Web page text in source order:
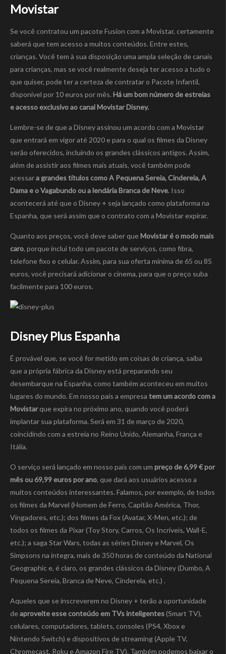
Movistar
Se você contratou um pacote Fusion com a Movistar, certamente
saberá que tem acesso a muitos conteúdos. Entre estes,
crianças. Você tem à sua disposição uma ampla seleção de canais
para crianças, mas se você realmente deseja ter acesso a tudo o
que quiser, pode ter a certeza de contratar o Pacote Infantil,
disponível por 10 euros por mês. Há um bom número de estreias
e acesso exclusivo ao canal Movistar Disney.
Lembre-se de que a Disney assinou um acordo com a Movistar
que entrará em vigor até 2020 e para o qual os filmes da Disney
serão oferecidos, incluindo os grandes clássicos antigos. Assim,
além de assistir aos filmes mais atuais, você também pode
acessara grandes títulos como A Pequena Sereia, Cinderela, A
Dama e o Vagabundo ou a lendária Branca de Neve. Isso
acontecerá até que o Disney + seja lançado como plataforma na
Espanha, que será assim que o contrato com a Movistar expirar.
Quanto aos preços, você deve saber queMovistar é o modo mais
caro, porque inclui todo um pacote de serviços, como fibra,
telefone fixo e celular. Assim, para sua oferta mínima de 65 ou 85
euros, você precisará adicionar o cinema, para que o preço suba
facilmente para 100 euros.
Disney Plus Espanha
É provável que, se você for metido em coisas de criança, saiba
que a própria fábrica da Disney está preparando seu
desembarque na Espanha, como também aconteceu em muitos
lugares do mundo. Em nosso país a empresa tem um acordo com a
Movistarque expira no próximo ano, quando você poderá
implantar sua plataforma. Será em 31 de março de 2020,
coincidindo com a estreia no Reino Unido, Alemanha, França e
Itália.
O serviço será lançado em nosso país com um preço de 6,99 € por
mês ou 69,99 euros por ano, que dará aos usuários acesso a
muitos conteúdos interessantes. Falamos, por exemplo, de todos
os filmes da Marvel (Homem de Ferro, Capitão América, Thor,
Vingadores, etc.); dos filmes da Fox (Avatar, X-Men, etc.); de
todos os filmes da Pixar (Toy Story, Carros, Os Incríveis, Wall-E,
etc.); a saga Star Wars, todas as séries Disney e Marvel, Os
Simpsons na íntegra, mais de 350 horas de conteúdo da National
Geographic e, é claro, os grandes clássicos da Disney (Dumbo, A
Pequena Sereia, Branca de Neve, Cinderela, etc.) .
Aqueles que se inscreverem no Disney + terão a oportunidade
deaproveite esse conteúdo em TVs inteligentes(Smart TV),
celulares, computadores, tablets, consoles (PS4, Xbox e
Nintendo Switch) e dispositivos de streaming (Apple TV,
Chromecast, Roku e Amazon Fire TV). Também podemos baixar o